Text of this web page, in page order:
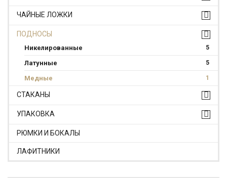
ЧАЙНЫЕ ЛОЖКИ
ПОДНОСЫ
Никелированные 5
Латунные 5
Медные 1
СТАКАНЫ
УПАКОВКА
РЮМКИ И БОКАЛЫ
ЛАФИТНИКИ